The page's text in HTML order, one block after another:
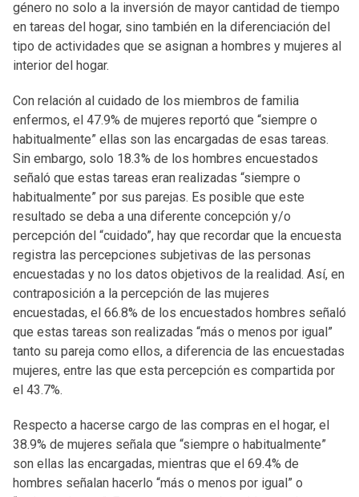
género no solo a la inversión de mayor cantidad de tiempo
en tareas del hogar, sino también en la diferenciación del
tipo de actividades que se asignan a hombres y mujeres al
interior del hogar.
Con relación al cuidado de los miembros de familia
enfermos, el 47.9% de mujeres reportó que “siempre o
habitualmente” ellas son las encargadas de esas tareas.
Sin embargo, solo 18.3% de los hombres encuestados
señaló que estas tareas eran realizadas “siempre o
habitualmente” por sus parejas. Es posible que este
resultado se deba a una diferente concepción y/o
percepción del “cuidado”, hay que recordar que la encuesta
registra las percepciones subjetivas de las personas
encuestadas y no los datos objetivos de la realidad. Así, en
contraposición a la percepción de las mujeres
encuestadas, el 66.8% de los encuestados hombres señaló
que estas tareas son realizadas “más o menos por igual”
tanto su pareja como ellos, a diferencia de las encuestadas
mujeres, entre las que esta percepción es compartida por
el 43.7%.
Respecto a hacerse cargo de las compras en el hogar, el
38.9% de mujeres señala que “siempre o habitualmente”
son ellas las encargadas, mientras que el 69.4% de
hombres señalan hacerlo “más o menos por igual” o